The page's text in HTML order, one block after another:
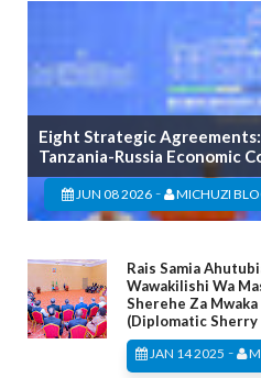
Eight Strategic
Tanzania-Russia Economic
JUN 08 2026 - MICHUZI
Rais Samia
Wawakilishi Wa
Sherehe Za
(Diplomatic
JAN 14 2025 -